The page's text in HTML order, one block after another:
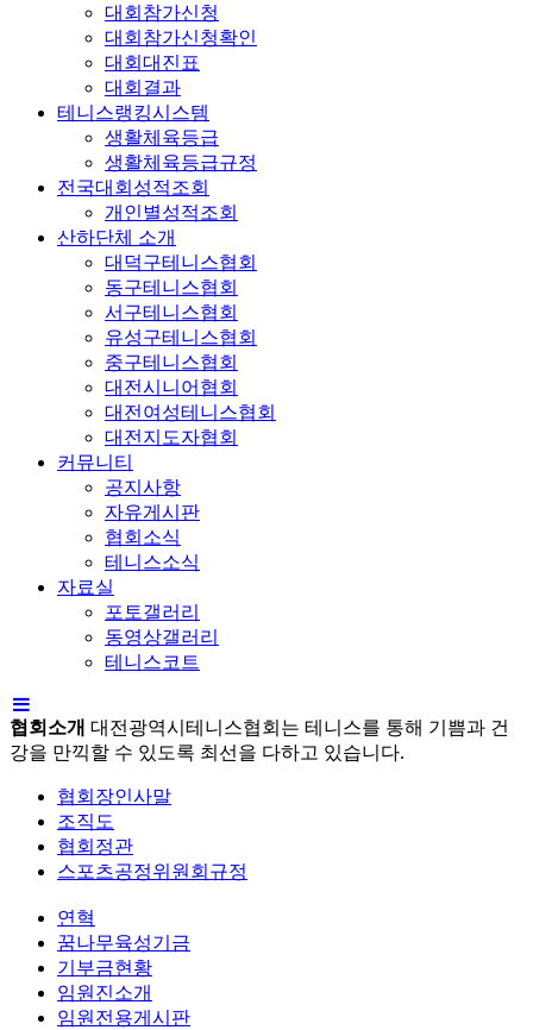
대회참가신청
대회참가신청확인
대회대진표
대회결과
테니스랭킹시스템
생활체육등급
생활체육등급규정
전국대회성적조회
개인별성적조회
산하단체 소개
대덕구테니스협회
동구테니스협회
서구테니스협회
유성구테니스협회
중구테니스협회
대전시니어협회
대전여성테니스협회
대전지도자협회
커뮤니티
공지사항
자유게시판
협회소식
테니스소식
자료실
포토갤러리
동영상갤러리
테니스코트
협회소개 대전광역시테니스협회는 테니스를 통해 기쁨과 건
강을 만끽할 수 있도록 최선을 다하고 있습니다.
협회장인사말
조직도
협회정관
스포츠공정위원회규정
연혁
꿈나무육성기금
기부금현황
임원진소개
임원전용게시판